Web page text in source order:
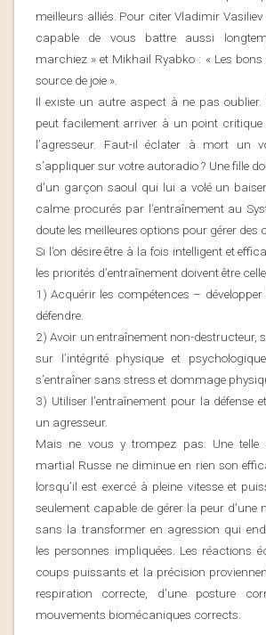
meilleurs alliés. Pour citer Vladimir Vasiliev
capable de vous battre aussi
marchiez » et Mikhail Ryabko : « Les
source de joie ».
Il existe un autre aspect à ne pas oublier.
peut facilement arriver à un point
l’agresseur. Faut-il éclater à mort un
s’appliquer sur votre autoradio ? Une fille
d’un garçon saoul qui lui a volé un baiser
calme procurés par l’entraînement au
doute les meilleures options pour gérer des
Si l’on désire être à la fois intelligent et
les priorités d’entraînement doivent être
1) Acquérir les compétences –
défendre.
2) Avoir un entraînement non-destructeur,
sur l’intégrité physique et
s’entraîner sans stress et dommage
3) Utiliser l’entraînement pour la défense
un agresseur.
Mais ne vous y trompez pas. Une telle
martial Russe ne diminue en rien son
lorsqu’il est exercé à pleine vitesse et
seulement capable de gérer la peur d’une
sans la transformer en agression qui
les personnes impliquées. Les réactions
coups puissants et la précision
respiration correcte, d’une posture
mouvements biomécaniques corrects.